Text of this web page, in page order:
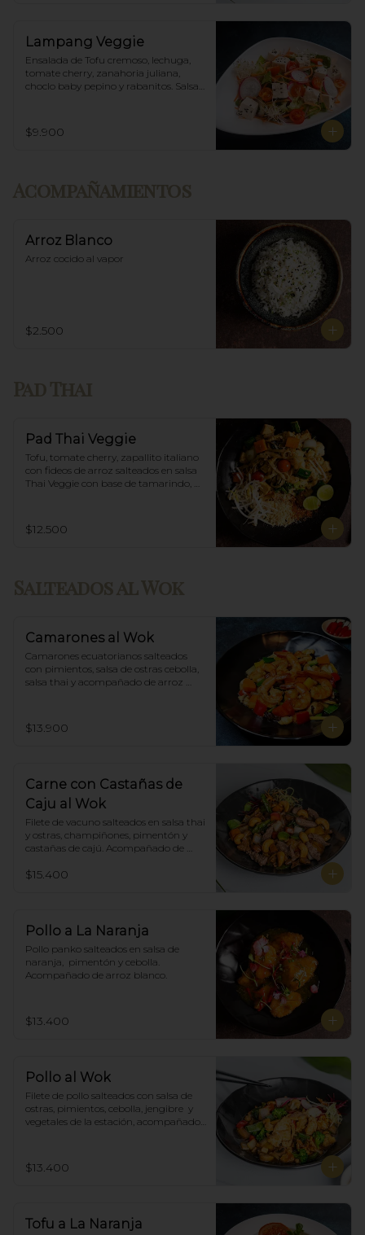
Lampang Veggie
Ensalada de Tofu cremoso, lechuga,
tomate cherry, zanahoria juliana,
choclo baby pepino y rabanitos. Salsa
$9.900
Arroz Blanco
Arroz cocido al vapor
$2.500
Pad Thai Veggie
Tofu, tomate cherry, zapallito italiano
con fideos de arroz salteados en salsa
Thai Veggie con base de tamarindo,
$12.500
Salteados al Wok
Camarones al Wok
Camarones ecuatorianos salteados
con pimientos, salsa de ostras cebolla,
salsa thai y acompañado de arroz
$13.900
Carne con Castañas de
Caju al Wok
Filete de vacuno salteados en salsa thai
y ostras, champiñones, pimentón y
castañas de cajú. Acompañado de
$15.400
Pollo a La Naranja
Pollo panko salteados en salsa de
naranja,  pimentón y cebolla.
Acompañado de arroz blanco.
$13.400
Pollo al Wok
Filete de pollo salteados con salsa de
ostras, pimientos, cebolla, jengibre  y
vegetales de la estación, acompañado
$13.400
Tofu a La Naranja